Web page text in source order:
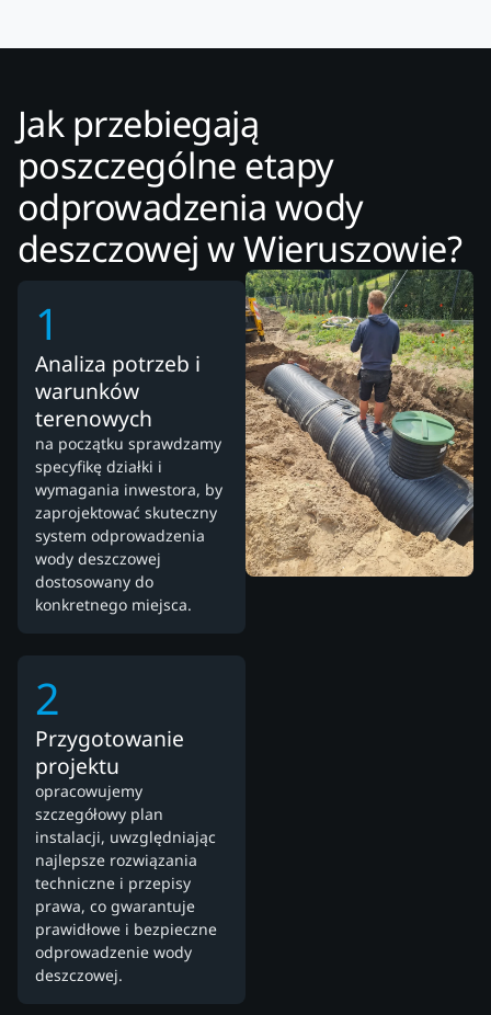
Jak przebiegają
poszczególne etapy
odprowadzenia wody
deszczowej w Wieruszowie?
1
Analiza potrzeb i
warunków
terenowych
na początku sprawdzamy
specyfikę działki i
wymagania inwestora, by
zaprojektować skuteczny
system odprowadzenia
wody deszczowej
dostosowany do
konkretnego miejsca.
2
Przygotowanie
projektu
opracowujemy
szczegółowy plan
instalacji, uwzględniając
najlepsze rozwiązania
techniczne i przepisy
prawa, co gwarantuje
prawidłowe i bezpieczne
odprowadzenie wody
deszczowej.